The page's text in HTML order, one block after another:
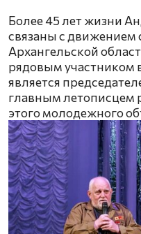
Более 45 лет жизни
связаны с движением
Архангельской
рядовым участником
является
главным летописцем
этого молодежного